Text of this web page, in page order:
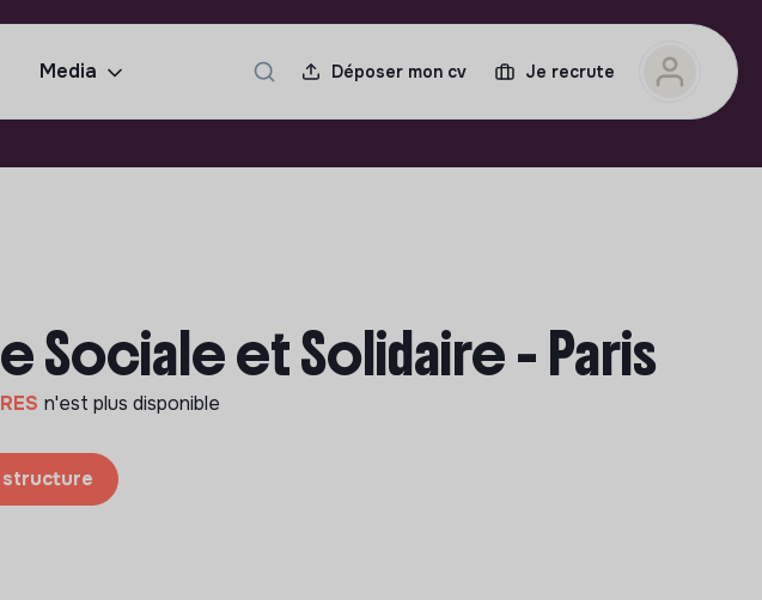
Media Déposer mon cv Je recrute
Sociale et Solidaire - Paris
n'est plus disponible
structure